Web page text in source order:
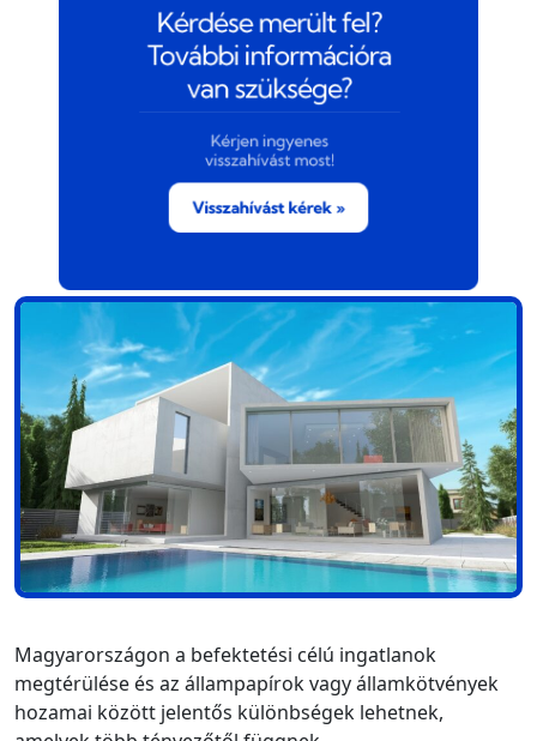
Magyarországon a befektetési célú ingatlanok
megtérülése és az állampapírok vagy államkötvények
hozamai között jelentős különbségek lehetnek,